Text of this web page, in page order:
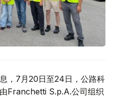
，7月20日至24日，公路科
Franchetti S.p.A.公司组织